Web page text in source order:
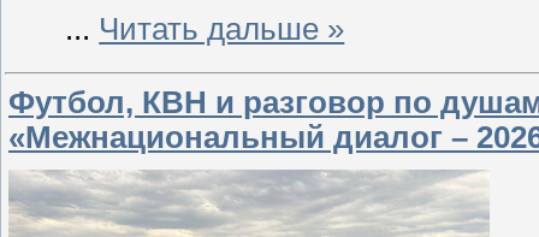
... Читать дальше »
Футбол, КВН и разговор по
«Межнациональный диалог –